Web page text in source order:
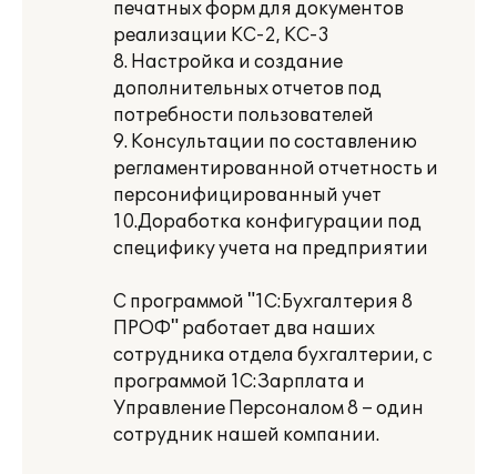
печатных форм для документов
реализации КС-2, КС-3
8. Настройка и создание
дополнительных отчетов под
потребности пользователей
9. Консультации по составлению
регламентированной отчетность и
персонифицированный учет
10.Доработка конфигурации под
специфику учета на предприятии
С программой "1С:Бухгалтерия 8
ПРОФ" работает два наших
сотрудника отдела бухгалтерии, с
программой 1С:Зарплата и
Управление Персоналом 8 – один
сотрудник нашей компании.